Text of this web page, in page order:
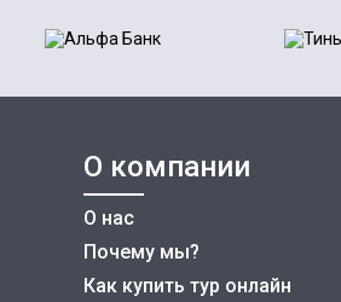
О компании
О нас
Почему мы?
Как купить тур онлайн